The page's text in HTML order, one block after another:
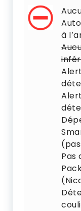
à
Pas